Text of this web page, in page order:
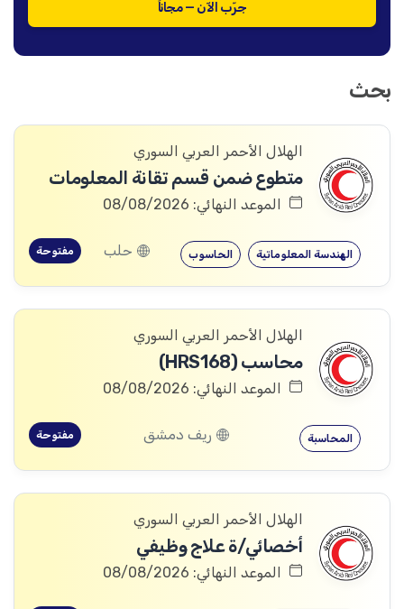
جرّب الآن — مجاناً
بحث
الهلال الأحمر العربي السوري
متطوع ضمن قسم تقانة المعلومات
الموعد النهائي: 08/08/2026
الحاسوب الهندسة المعلوماتية حلب مفتوحة
الهلال الأحمر العربي السوري
محاسب (HRS168)
الموعد النهائي: 08/08/2026
المحاسبة ريف دمشق مفتوحة
الهلال الأحمر العربي السوري
أخصائي/ة علاج وظيفي
الموعد النهائي: 08/08/2026